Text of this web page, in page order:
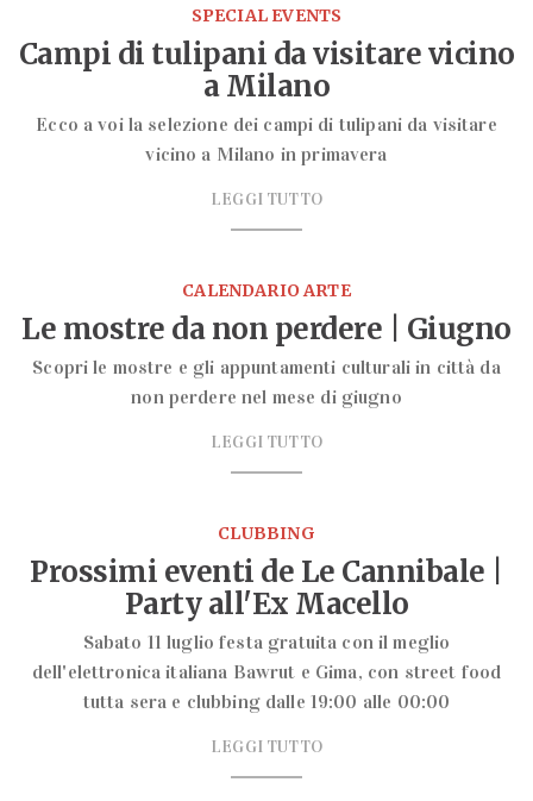
SPECIAL EVENTS
Campi di tulipani da visitare vicino
a Milano
Ecco a voi la selezione dei campi di tulipani da visitare
vicino a Milano in primavera
LEGGI TUTTO
CALENDARIO ARTE
Le mostre da non perdere | Giugno
Scopri le mostre e gli appuntamenti culturali in città da
non perdere nel mese di giugno
LEGGI TUTTO
CLUBBING
Prossimi eventi de Le Cannibale |
Party all'Ex Macello
Sabato 11 luglio festa gratuita con il meglio
dell'elettronica italiana Bawrut e Gima, con street food
tutta sera e clubbing dalle 19:00 alle 00:00
LEGGI TUTTO